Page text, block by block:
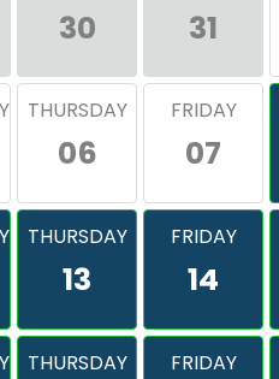
30 31
THURSDAY
06
FRIDAY
07
THURSDAY
13
FRIDAY
14
THURSDAY FRIDAY